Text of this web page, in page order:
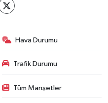
Hava Durumu
Trafik Durumu
Tüm Manşetler